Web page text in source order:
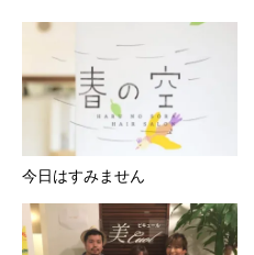
今日はすみません